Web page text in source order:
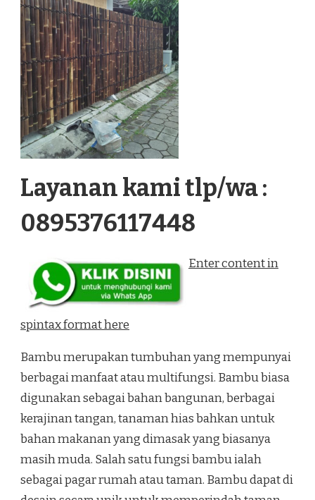
Layanan kami tlp/wa :
0895376117448
Enter content in
spintax format here
Bambu merupakan tumbuhan yang mempunyai
berbagai manfaat atau multifungsi. Bambu biasa
digunakan sebagai bahan bangunan, berbagai
kerajinan tangan, tanaman hias bahkan untuk
bahan makanan yang dimasak yang biasanya
masih muda. Salah satu fungsi bambu ialah
sebagai pagar rumah atau taman. Bambu dapat di